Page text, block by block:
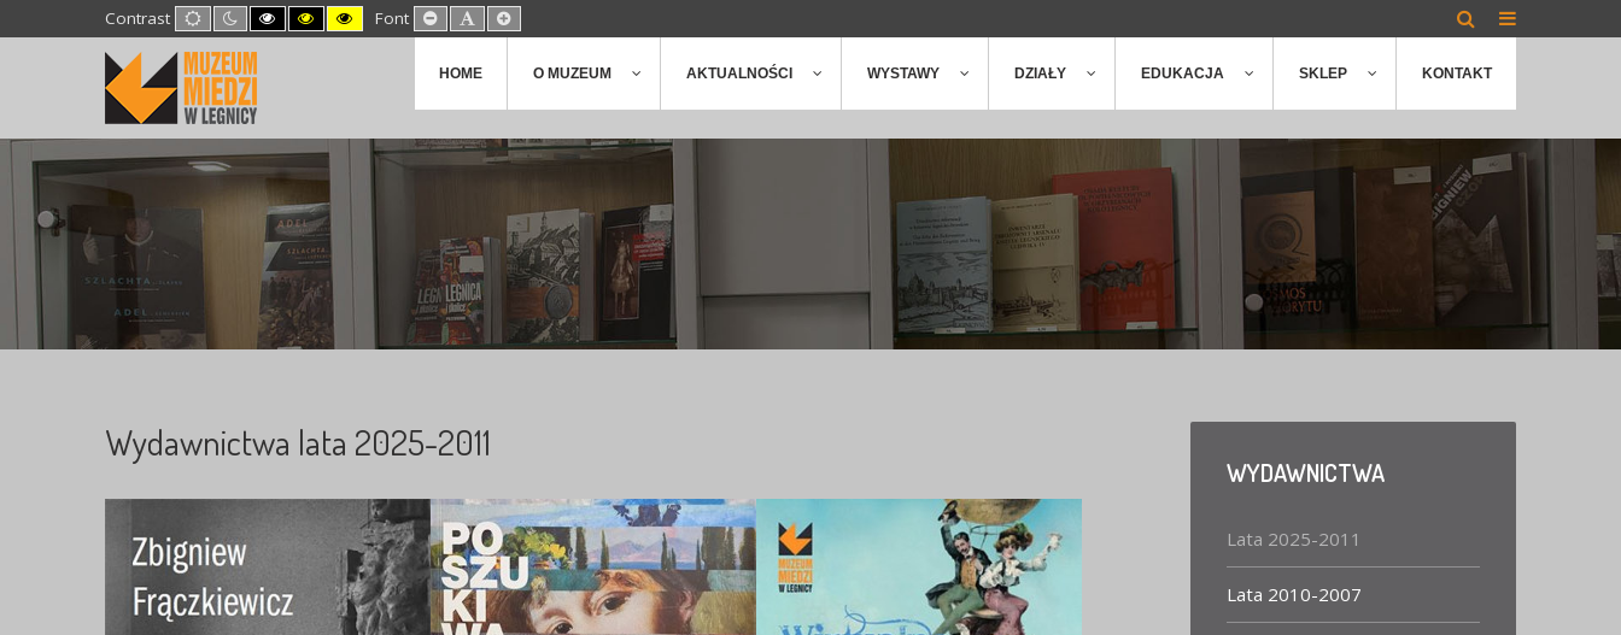
Contrast Default
mode
Night
mode
High
Contrast
High
Contrast
High
Contrast
Font Set
Smaller
Set
Default
Set
Larger
HOME O MUZEUM AKTUALNOŚCI WYSTAWY DZIAŁY EDUKACJA SKLEP KONTAKT
Wydawnictwa lata 2025-2011
WYDAWNICTWA
Lata 2025-2011
Lata 2010-2007